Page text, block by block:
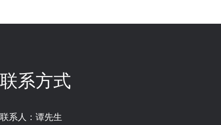
联系方式
联系人：谭先生